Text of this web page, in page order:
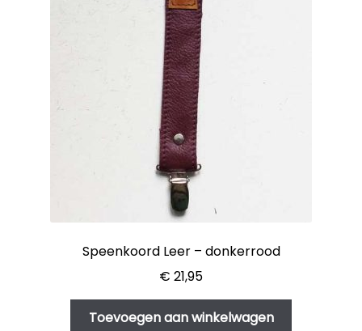
Speenkoord Leer – donkerrood
€ 21,95
Toevoegen aan winkelwagen